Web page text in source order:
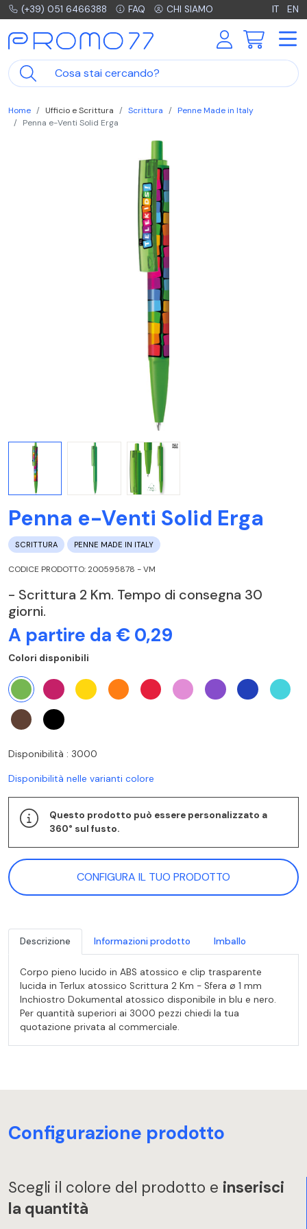
(+39) 051 6466388 FAQ CHI SIAMO IT EN
Home Ufficio e Scrittura Scrittura
Penne Made in Italy
Penna e-Venti Solid Erga
Penna e-Venti Solid Erga
SCRITTURA PENNE MADE IN ITALY
CODICE PRODOTTO: 200595878 - VM
- Scrittura 2 Km. Tempo di consegna 30
giorni.
A partire da € 0,29
Colori disponibili
Disponibilità : 3000
Disponibilità nelle varianti colore
Questo prodotto può essere personalizzato a
360° sul fusto.
CONFIGURA IL TUO PRODOTTO
Descrizione Informazioni prodotto Imballo
Corpo pieno lucido in ABS atossico e clip trasparente
lucida in Terlux atossico Scrittura 2 Km - Sfera ø 1 mm
Inchiostro Dokumental atossico disponibile in blu e nero.
Per quantità superiori ai 3000 pezzi chiedi la tua
quotazione privata al commerciale.
Configurazione prodotto
Scegli il colore del prodotto e inserisci
la quantità